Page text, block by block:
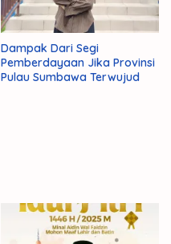
Dampak Dari Segi
Pemberdayaan Jika Provinsi
Pulau Sumbawa Terwujud